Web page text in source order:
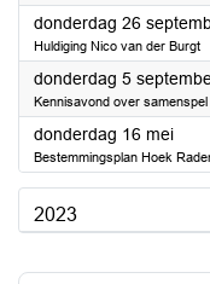
donderdag 26
Huldiging Nico van der Burgt
donderdag 5
Kennisavond over
donderdag 16 mei2024
Bestemmingsplan Hoek
2023